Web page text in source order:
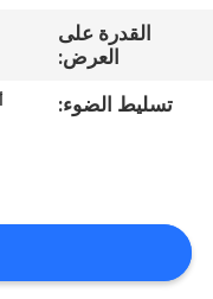
اتصل
حالات
القدرة على
العرض:
تسليط الضوء: